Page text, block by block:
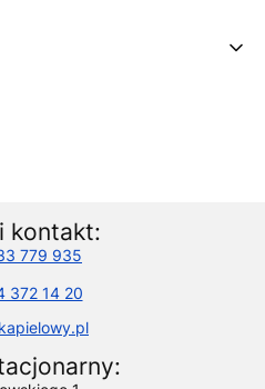
kontakt:
779 935
372 14 20